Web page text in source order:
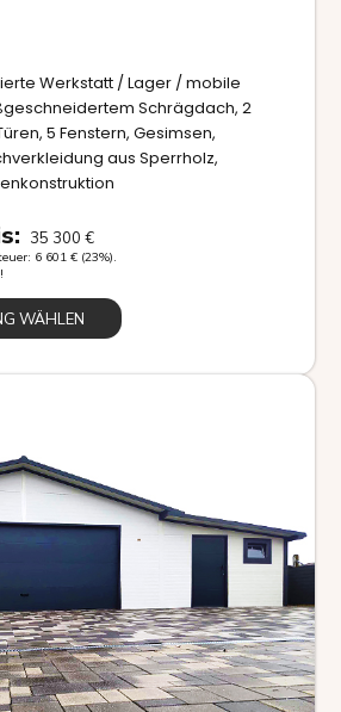
Werkstatt / Lager / mobile
Schrägdach, 2
5 Fenstern, Gesimsen,
aus Sperrholz,
35 300 €
6 601 € (23%).
WÄHLEN